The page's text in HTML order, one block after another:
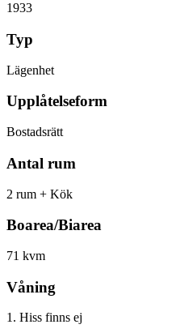
1933
Typ
Lägenhet
Upplåtelseform
Bostadsrätt
Antal rum
2 rum + Kök
Boarea/Biarea
71 kvm
Våning
1. Hiss finns ej